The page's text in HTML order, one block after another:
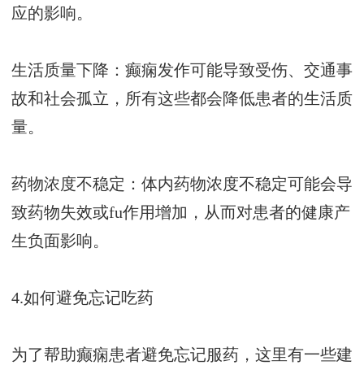
应的影响。
生活质量下降：癫痫发作可能导致受伤、交通事
故和社会孤立，所有这些都会降低患者的生活质
量。
药物浓度不稳定：体内药物浓度不稳定可能会导
致药物失效或fu作用增加，从而对患者的健康产
生负面影响。
4.如何避免忘记吃药
为了帮助癫痫患者避免忘记服药，这里有一些建